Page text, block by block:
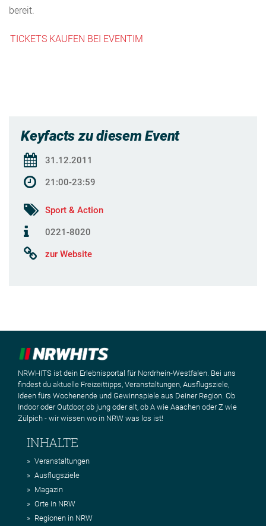
bereit.
TICKETS KAUFEN BEI EVENTIM
Keyfacts zu diesem Event
31.12.2011
21:00-23:59
Sport & Action
0221-8020
zur Website
NRWHITS ist dein Erlebnisportal für Nordrhein-Westfalen. Bei uns
findest du aktuelle Freizeittipps, Veranstaltungen, Ausflugsziele,
Ideen fürs Wochenende und Gewinnspiele aus Deiner Region. Ob
Indoor oder Outdoor, ob jung oder alt, ob A wie Aaachen oder Z wie
Zülpich - wir wissen wo in NRW was los ist!
INHALTE
Veranstaltungen
Ausflugsziele
Magazin
Orte in NRW
Regionen in NRW